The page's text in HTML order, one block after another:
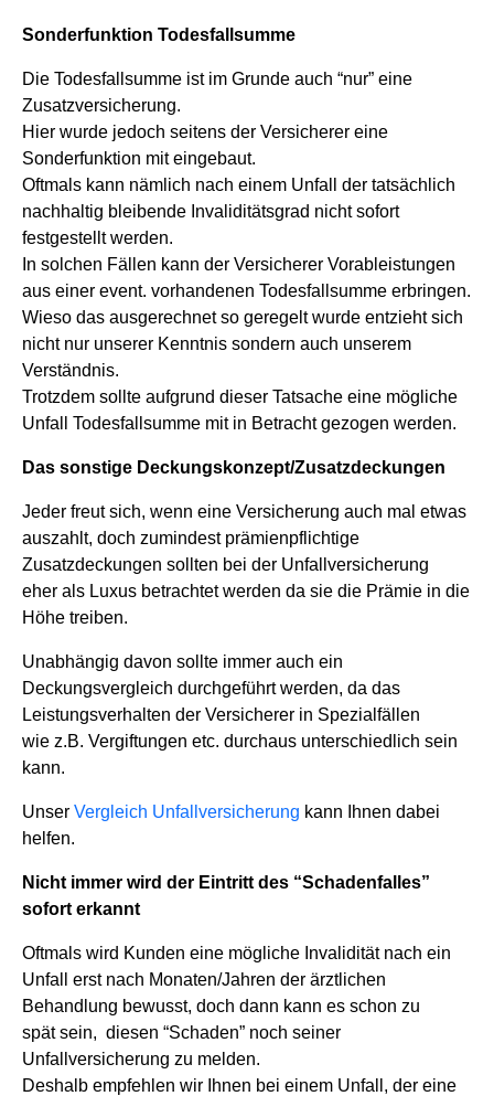
Sonderfunktion Todesfallsumme
Die Todesfallsumme ist im Grunde auch “nur” eine
Zusatzversicherung.
Hier wurde jedoch seitens der Versicherer eine
Sonderfunktion mit eingebaut.
Oftmals kann nämlich nach einem Unfall der tatsächlich
nachhaltig bleibende Invaliditätsgrad nicht sofort
festgestellt werden.
In solchen Fällen kann der Versicherer Vorableistungen
aus einer event. vorhandenen Todesfallsumme erbringen.
Wieso das ausgerechnet so geregelt wurde entzieht sich
nicht nur unserer Kenntnis sondern auch unserem
Verständnis.
Trotzdem sollte aufgrund dieser Tatsache eine mögliche
Unfall Todesfallsumme mit in Betracht gezogen werden.
Das sonstige Deckungskonzept/Zusatzdeckungen
Jeder freut sich, wenn eine Versicherung auch mal etwas
auszahlt, doch zumindest prämienpflichtige
Zusatzdeckungen sollten bei der Unfallversicherung
eher als Luxus betrachtet werden da sie die Prämie in die
Höhe treiben.
Unabhängig davon sollte immer auch ein
Deckungsvergleich durchgeführt werden, da das
Leistungsverhalten der Versicherer in Spezialfällen
wie z.B. Vergiftungen etc. durchaus unterschiedlich sein
kann.
Unser Vergleich Unfallversicherung kann Ihnen dabei
helfen.
Nicht immer wird der Eintritt des “Schadenfalles”
sofort erkannt
Oftmals wird Kunden eine mögliche Invalidität nach ein
Unfall erst nach Monaten/Jahren der ärztlichen
Behandlung bewusst, doch dann kann es schon zu
spät sein, diesen “Schaden” noch seiner
Unfallversicherung zu melden.
Deshalb empfehlen wir Ihnen bei einem Unfall, der eine